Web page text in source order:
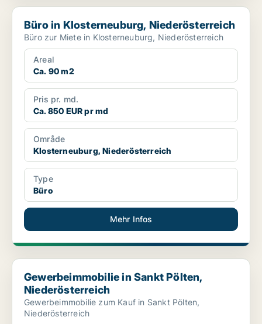
Büro in Klosterneuburg, Niederösterreich
Büro in Klosterneuburg, Niederösterreich
Büro zur Miete in Klosterneuburg, Niederösterreich
Areal
Ca. 90 m2
Pris pr. md.
Ca. 850 EUR pr md
Område
Klosterneuburg, Niederösterreich
Type
Büro
Mehr Infos
Gewerbeimmobilie in Sankt Pölten, Niederösterreich
Gewerbeimmobilie in Sankt Pölten,
Niederösterreich
Gewerbeimmobilie zum Kauf in Sankt Pölten,
Niederösterreich